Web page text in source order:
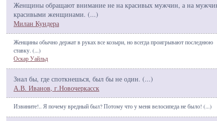
Женщины обращают внимание не на красивых мужчин, а на
красивыми женщинами. (...)
Милан Кундера
Женщины обычно держат в руках все козыри, но всегда проигрывают последнюю
ставку. (...)
Оскар Уайльд
Знал бы, где споткнешься, был бы не один. (...)
А.В. Иванов, г.Новочеркасск
Извините!.. Я почему вредный был? Потому что у меня велосипеда не было! (...)